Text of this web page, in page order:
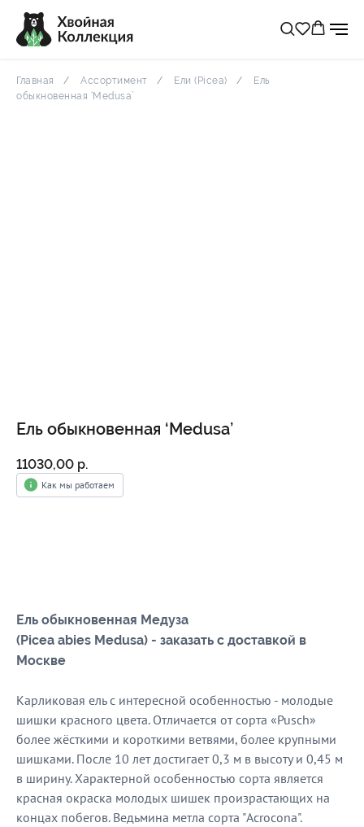
Главная Ассортимент Ели (Picea)
Ель
обыкновенная ‘Medusa’
Ель обыкновенная ‘Medusa’
11030,00 р.
Как мы работаем
Ель обыкновенная Медуза
(Picea abies Medusa) - заказать с доставкой в
Москве
Карликовая ель с интересной особенностью - молодые
шишки красного цвета. Отличается от сорта «Pusch»
более жёсткими и короткими ветвями, более крупными
шишками. После 10 лет достигает 0,3 м в высоту и 0,45 м
в ширину. Характерной особенностью сорта является
красная окраска молодых шишек произрастающих на
концах побегов. Ведьмина метла сорта "Acrocona".